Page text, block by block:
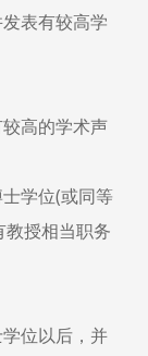
表有较高学
高的学术声
学位(或同等
授相当职务
位以后，并